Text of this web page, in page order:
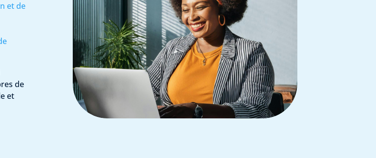
et de
de
et